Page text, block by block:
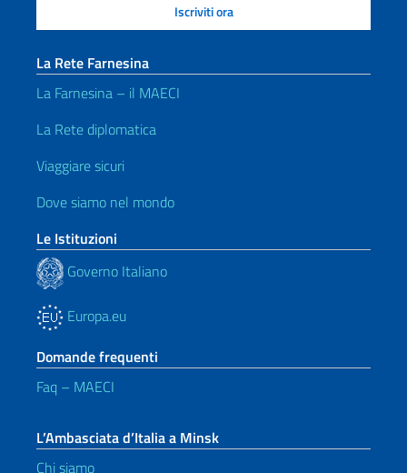
La Rete Farnesina
La Farnesina – il MAECI
La Rete diplomatica
Viaggiare sicuri
Dove siamo nel mondo
Le Istituzioni
Governo Italiano
Europa.eu
Domande frequenti
Faq – MAECI
L’Ambasciata d’Italia a Minsk
Chi siamo